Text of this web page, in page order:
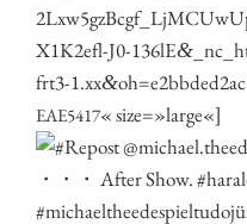
X1K2efl-J0-136lE&
frt3‑1.xx&
EAE5417« size=»large«]